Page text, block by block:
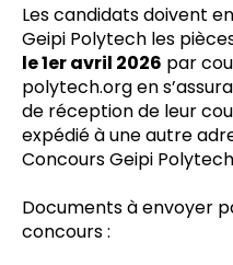
Les candidats doivent
Geipi Polytech les
le 1er avril 2026 par
polytech.org en
de réception de leur
expédié à une autre
Concours Geipi
Documents à envoyer
concours :